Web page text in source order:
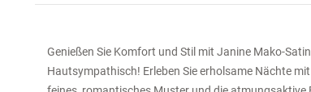
Genießen Sie Komfort und Stil mit Janine Mako-
Hautsympathisch! Erleben Sie erholsame Nächte